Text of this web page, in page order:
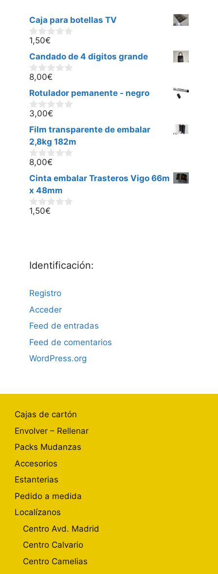
Caja para botellas TV
0
d
e
5
1,50€
Candado de 4 digitos grande
0
d
e
5
8,00€
Rotulador pemanente - negro
0
d
e
5
3,00€
Film transparente de embalar
2,8kg 182m
0
d
e
5
8,00€
Cinta embalar Trasteros Vigo 66m
x 48mm
0
1,50€
Identificación:
Registro
Acceder
Feed de entradas
Feed de comentarios
WordPress.org
Cajas de cartón
Envolver – Rellenar
Packs Mudanzas
Accesorios
Estanterias
Pedido a medida
Localízanos
Centro Avd. Madrid
Centro Calvario
Centro Camelias